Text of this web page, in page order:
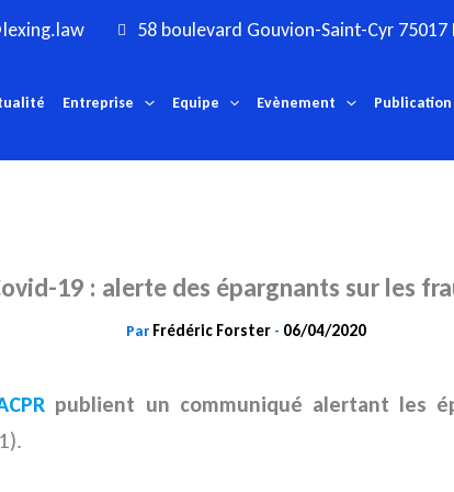
58 boulevard Gouvion-Saint-Cyr 75017
Entreprise Equipe Evènement Publication
19 : alerte des épargnants sur les
Par Frédéric Forster - 06/04/2020
publient un communiqué alertant les